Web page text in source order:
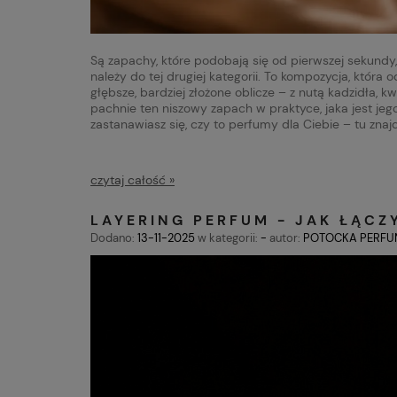
Są zapachy, które podobają się od pierwszej
należy do tej drugiej kategorii. To kompozycja, która
głębsze, bardziej złożone oblicze – z nutą
pachnie ten niszowy zapach w praktyce, jaka jest
zastanawiasz się, czy to perfumy dla Ciebie – tu
czytaj całość »
LAYERING PERFUM - JAK
Dodano: 13-11-2025w kategorii: - autor: POTOCKA